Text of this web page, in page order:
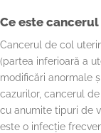
Ce este
Cancerul de col
(partea inferioară a
modificări anormale
cazurilor, cancerul
cu anumite tipuri de
este o infecție